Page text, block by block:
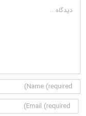
دیدگاه